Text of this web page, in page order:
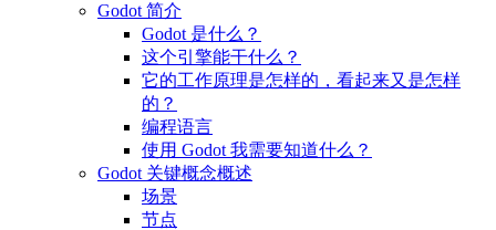
Godot 简介
Godot 是什么？
这个引擎能干什么？
它的工作原理是怎样的，看起来又是怎样
的？
编程语言
使用 Godot 我需要知道什么？
Godot 关键概念概述
场景
节点